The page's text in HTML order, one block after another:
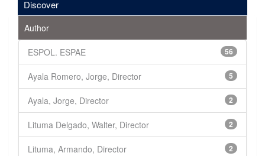
Discover
Author
56
ESPOL. ESPAE
5
Ayala Romero, Jorge, Director
2
Ayala, Jorge, Director
2
Lituma Delgado, Walter, Director
2
Lituma, Armando, Director